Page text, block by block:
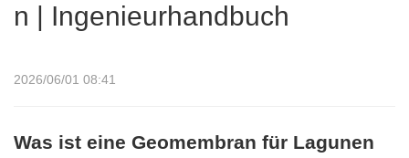
n | Ingenieurhandbuch
2026/06/01 08:41
Was ist eine Geomembran für Lagunen